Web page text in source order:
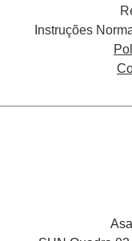
Instruções